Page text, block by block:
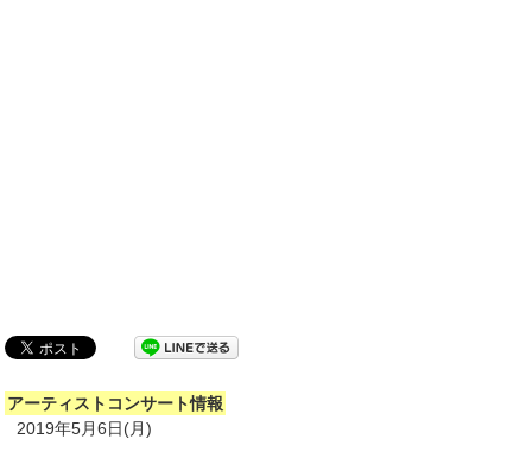
アーティストコンサート情報
2019年5月6日(月)